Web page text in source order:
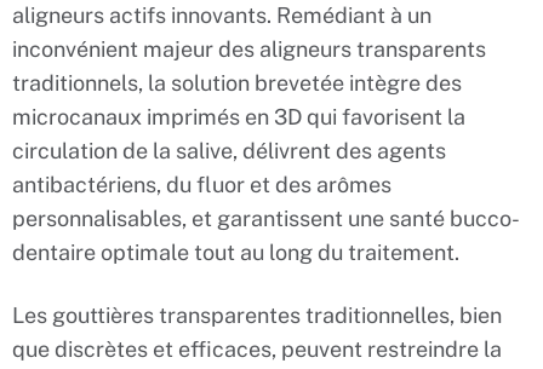
aligneurs actifs innovants. Remédiant à un
inconvénient majeur des aligneurs transparents
traditionnels, la solution brevetée intègre des
microcanaux imprimés en 3D qui favorisent la
circulation de la salive, délivrent des agents
antibactériens, du fluor et des arômes
personnalisables, et garantissent une santé bucco-
dentaire optimale tout au long du traitement.
Les gouttières transparentes traditionnelles, bien
que discrètes et efficaces, peuvent restreindre la